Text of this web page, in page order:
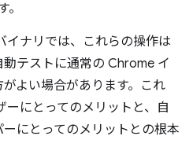
イナリでは、これらの操作は
テストに通常の Chrome イ
よい場合があります。これ
にとってのメリットと、自
にとってのメリットとの根本